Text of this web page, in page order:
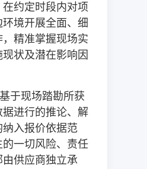
约定时段内对项
环境开展全面、细
精准掌握现场实
状及潜在影响因
于现场踏勘所获
进行的推论、解
入报价依据范
的一切风险、责任
供应商独立承